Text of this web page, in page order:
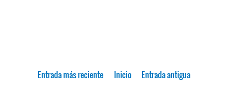
Entrada más reciente Entrada antigua
Inicio